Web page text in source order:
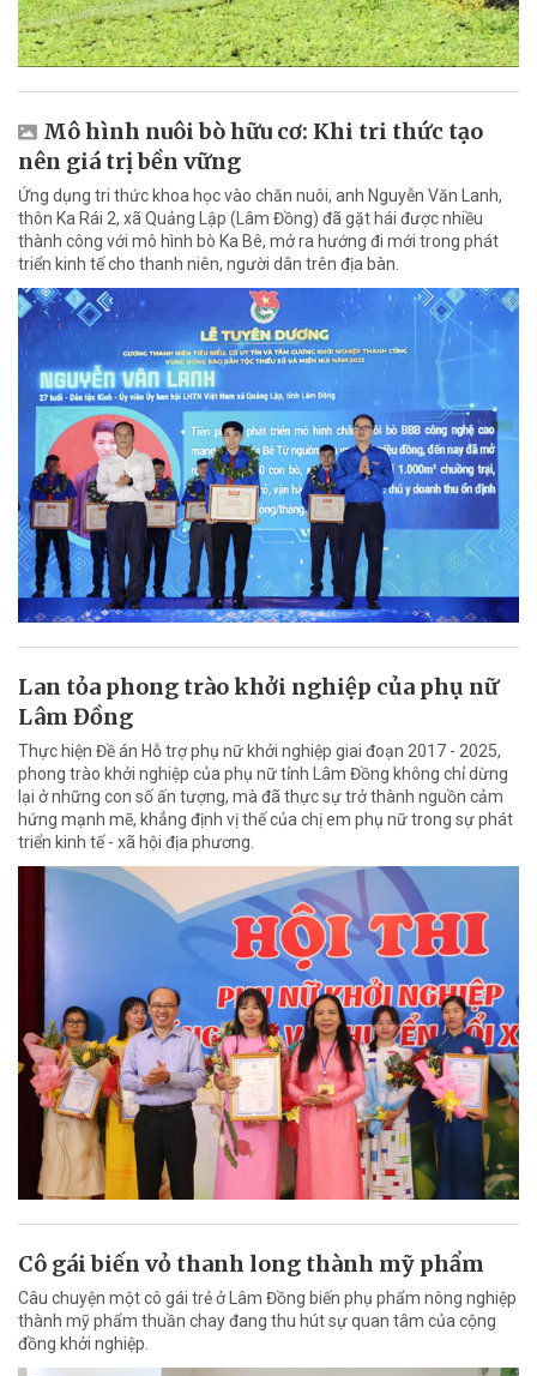
Mô hình nuôi bò hữu cơ: Khi tri thức tạo
nên giá trị bền vững
Ứng dụng tri thức khoa học vào chăn nuôi, anh Nguyễn Văn Lanh,
thôn Ka Rái 2, xã Quảng Lập (Lâm Đồng) đã gặt hái được nhiều
thành công với mô hình bò Ka Bê, mở ra hướng đi mới trong phát
triển kinh tế cho thanh niên, người dân trên địa bàn.
Lan tỏa phong trào khởi nghiệp của phụ nữ
Lâm Đồng
Thực hiện Đề án Hỗ trợ phụ nữ khởi nghiệp giai đoạn 2017 - 2025,
phong trào khởi nghiệp của phụ nữ tỉnh Lâm Đồng không chỉ dừng
lại ở những con số ấn tượng, mà đã thực sự trở thành nguồn cảm
hứng mạnh mẽ, khẳng định vị thế của chị em phụ nữ trong sự phát
triển kinh tế - xã hội địa phương.
Cô gái biến vỏ thanh long thành mỹ phẩm
Câu chuyện một cô gái trẻ ở Lâm Đồng biến phụ phẩm nông nghiệp
thành mỹ phẩm thuần chay đang thu hút sự quan tâm của cộng
đồng khởi nghiệp.